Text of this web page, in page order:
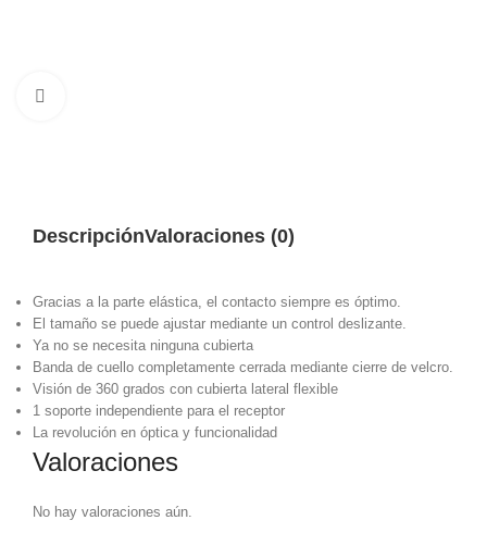
DescripciónValoraciones (0)
Gracias a la parte elástica, el contacto siempre es óptimo.
El tamaño se puede ajustar mediante un control deslizante.
Ya no se necesita ninguna cubierta
Banda de cuello completamente cerrada mediante cierre de velcro.
Visión de 360 grados con cubierta lateral flexible
1 soporte independiente para el receptor
La revolución en óptica y funcionalidad
Valoraciones
No hay valoraciones aún.